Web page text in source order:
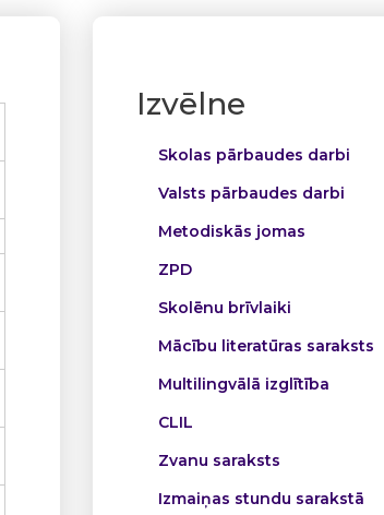
Izvēlne
Skolas pārbaudes darbi
Valsts pārbaudes darbi
Metodiskās jomas
ZPD
Skolēnu brīvlaiki
Mācību literatūras saraksts
Multilingvālā izglītība
CLIL
Zvanu saraksts
Izmaiņas stundu sarakstā